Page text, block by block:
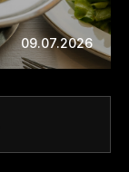
09.07.2026